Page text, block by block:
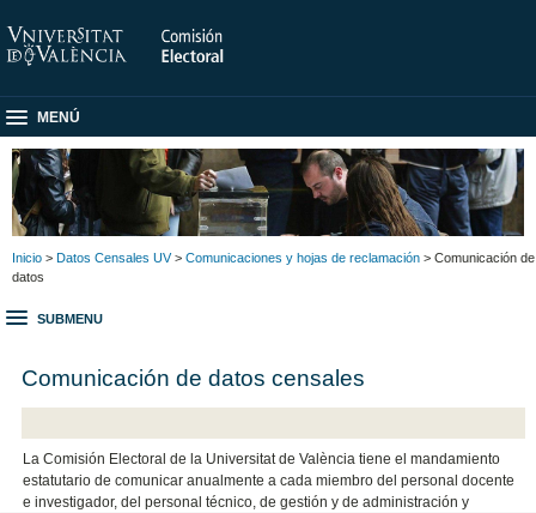
MENÚ
Inicio > Datos Censales UV> Comunicaciones y hojas de reclamación > Comunicación de
datos
SUBMENU
Comunicación de datos censales
La Comisión Electoral de la Universitat de València tiene el mandamiento
estatutario de comunicar anualmente a cada miembro del personal docente
e investigador, del personal técnico, de gestión y de administración y